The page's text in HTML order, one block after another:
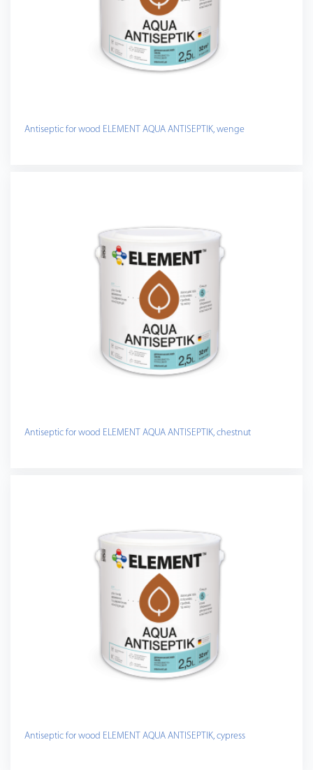
Antiseptic for wood ELEMENT AQUA ANTISEPTIK, wenge
Antiseptic for wood ELEMENT AQUA ANTISEPTIK, chestnut
Antiseptic for wood ELEMENT AQUA ANTISEPTIK, cypress